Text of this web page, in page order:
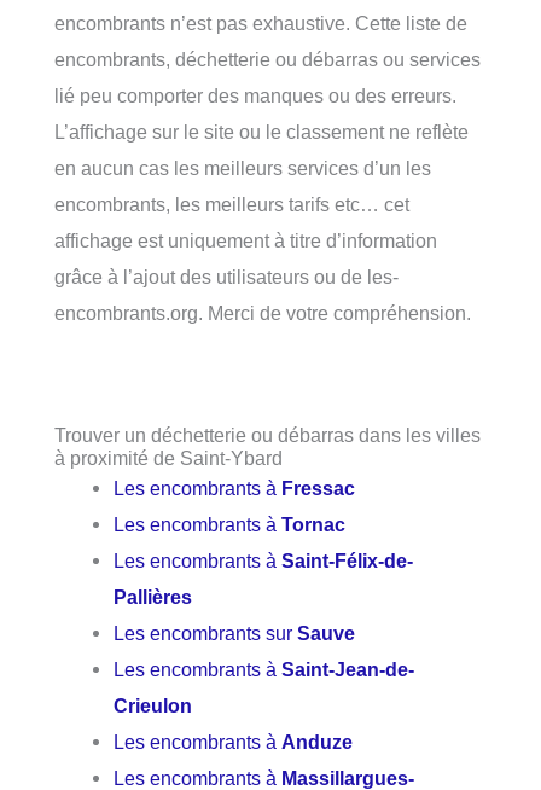
encombrants n’est pas exhaustive. Cette liste de
encombrants, déchetterie ou débarras ou services
lié peu comporter des manques ou des erreurs.
L’affichage sur le site ou le classement ne reflète
en aucun cas les meilleurs services d’un les
encombrants, les meilleurs tarifs etc… cet
affichage est uniquement à titre d’information
grâce à l’ajout des utilisateurs ou de les-
encombrants.org. Merci de votre compréhension.
Trouver un déchetterie ou débarras dans les villes
à proximité de Saint-Ybard
Les encombrants à Fressac
Les encombrants àTornac
Les encombrants àSaint-Félix-de-
Pallières
Les encombrants surSauve
Les encombrants àSaint-Jean-de-
Crieulon
Les encombrants àAnduze
Les encombrants à Massillargues-